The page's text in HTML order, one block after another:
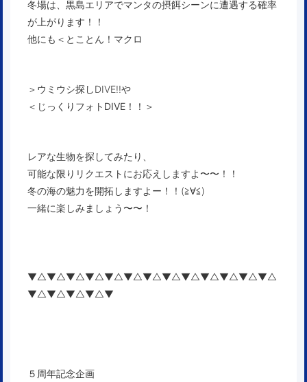
冬場は、黒島エリアでマンタの摂餌シーンに遭遇する確率
が上がります！！
他にも＜ とことん！マクロ
＞ウミウシ探しDIVE!!や
＜ じっくりフォトDIVE！！ ＞
レアな生物を探してみたり、
可能な限りリクエストにお応えしますよ〜〜！！
冬の海の魅力を開拓しますよー！！(≧∀≦)
一緒に楽しみましょう〜〜！
▼△▼△▼△▼△▼△▼△▼△▼△▼△▼△▼△▼△▼△
▼△▼△▼△▼△▼
５周年記念企画